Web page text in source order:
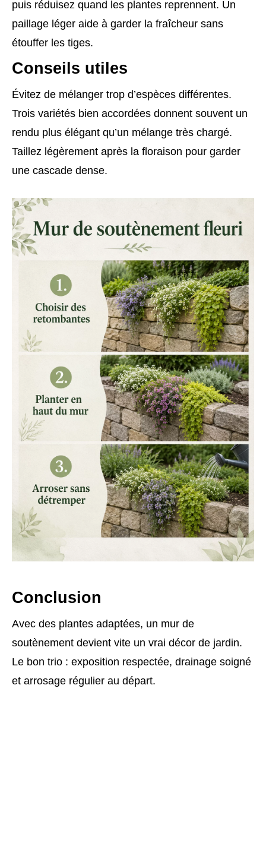
puis réduisez quand les plantes reprennent. Un
paillage léger aide à garder la fraîcheur sans
étouffer les tiges.
Conseils utiles
Évitez de mélanger trop d’espèces différentes.
Trois variétés bien accordées donnent souvent un
rendu plus élégant qu’un mélange très chargé.
Taillez légèrement après la floraison pour garder
une cascade dense.
Conclusion
Avec des plantes adaptées, un mur de
soutènement devient vite un vrai décor de jardin.
Le bon trio : exposition respectée, drainage soigné
et arrosage régulier au départ.